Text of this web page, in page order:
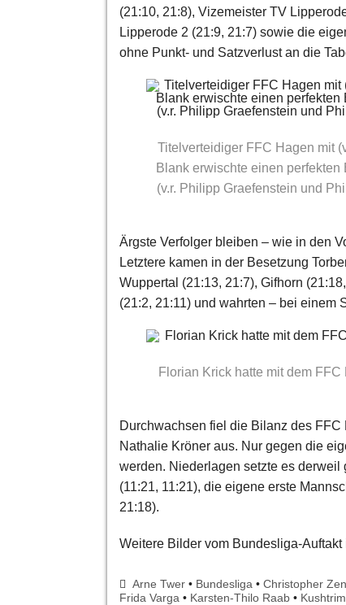
(21:10, 21:8), Vizemeister TV
Lipperode 2 (21:9, 21:7) sowie die
ohne Punkt- und Satzverlust an die
Titelverteidiger FFC Hagen mit
Blank erwischte einen
(v.r. Philipp Graefenstein und
Ärgste Verfolger bleiben – wie in den
Letztere kamen in der Besetzung
Wuppertal (21:13, 21:7), Gifhorn
(21:2, 21:11) und wahrten – bei
Florian Krick hatte mit dem
Durchwachsen fiel die Bilanz des
Nathalie Kröner aus. Nur gegen die
werden. Niederlagen setzte es
(11:21, 11:21), die eigene erste
21:18).
Weitere Bilder vom Bundesliga-
Arne Twer • Bundesliga •Christopher
Frida Varga • Karsten-Thilo Raab •